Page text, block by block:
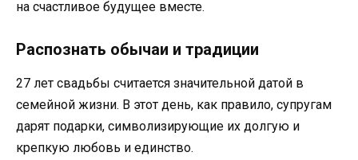
на счастливое будущее вместе.
Распознать обычаи и традиции
27 лет свадьбы считается значительной датой в
семейной жизни. В этот день, как правило, супругам
дарят подарки, символизирующие их долгую и
крепкую любовь и единство.